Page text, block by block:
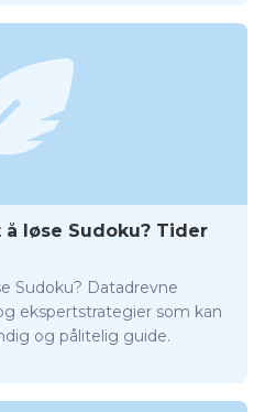
løse Sudoku? Tider
Sudoku? Datadrevne
ekspertstrategier som kan
og pålitelig guide.